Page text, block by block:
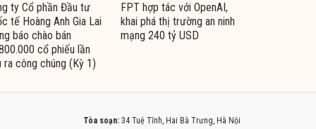
ty Cổ phần Đầu tư
tế Hoàng Anh Gia Lai
báo chào bán
cổ phiếu lần
ra công chúng (Kỳ 1)
FPT hợp tác với OpenAI,
khai phá thị trường an ninh
mạng 240 tỷ USD
Tòa soạn: 34 Tuệ Tĩnh, Hai Bà Trưng, Hà Nội